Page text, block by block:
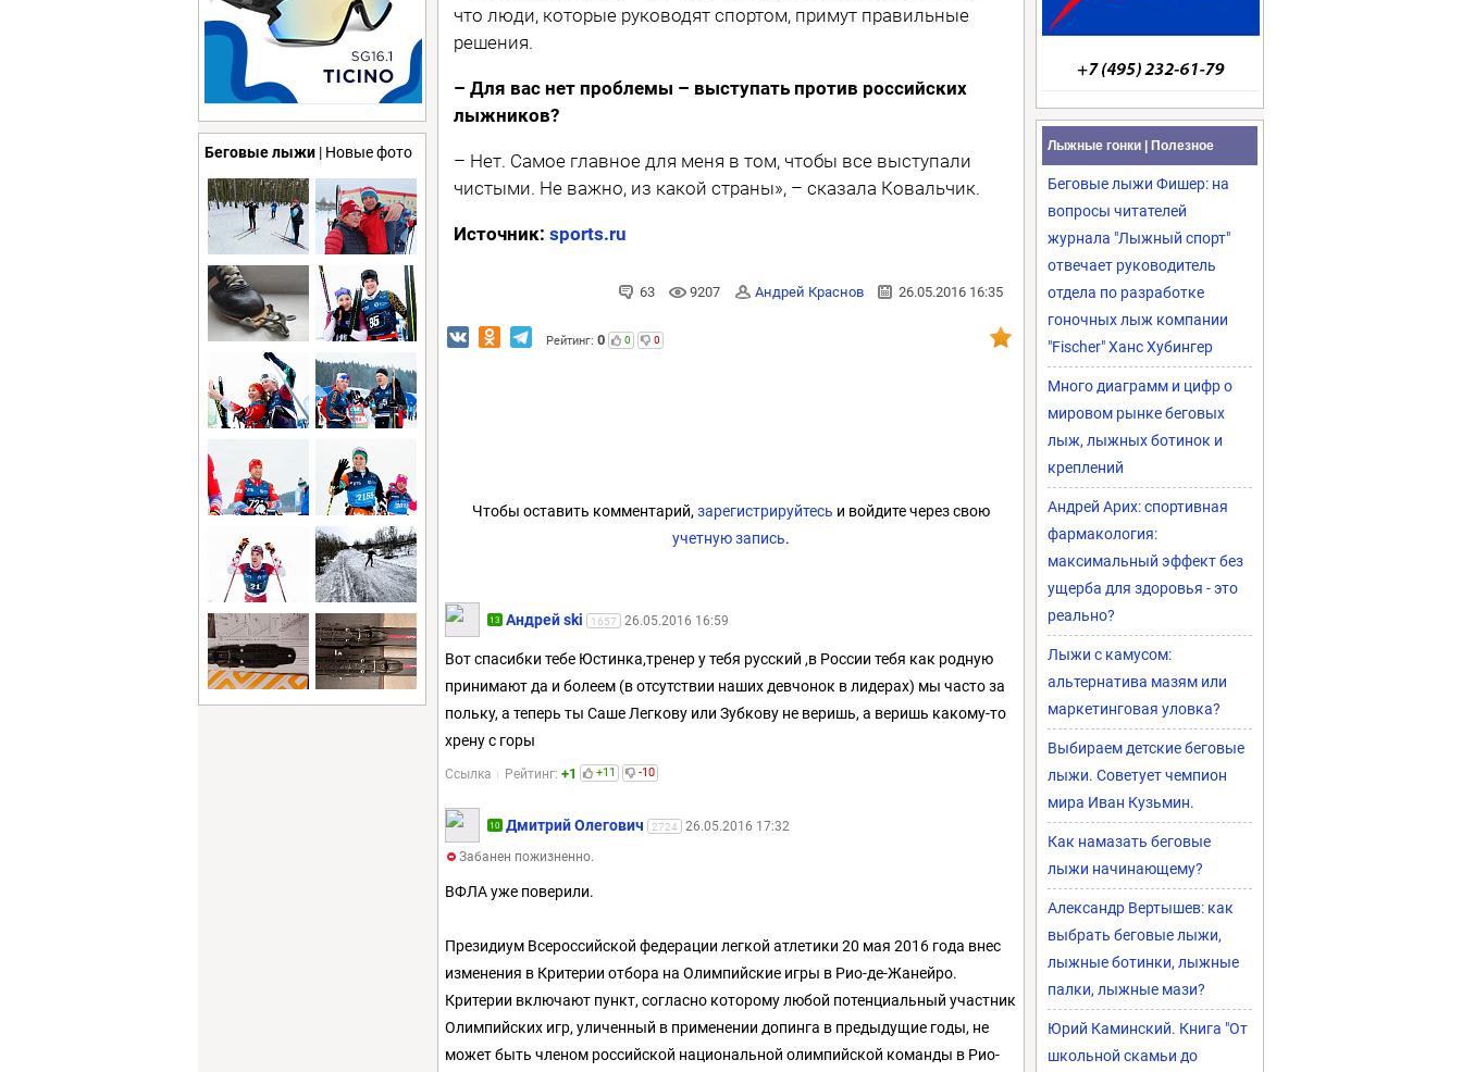
Беговые лыжи | Новые фото
что люди, которые руководят спортом, примут правильные
решения.
– Для вас нет проблемы – выступать против российских
лыжников?
– Нет. Самое главное для меня в том, чтобы все выступали
чистыми. Не важно, из какой страны», – сказала Ковальчик.
Источник: sports.ru
63 9207 Андрей Краснов 26.05.2016 16:35
Рейтинг: 0 0 0
Чтобы оставить комментарий, зарегистрируйтесь и войдите через свою
учетную запись.
13 Андрей ski 1657 26.05.2016 16:59
Вот спасибки тебе Юстинка,тренер у тебя русский ,в России тебя как родную
принимают да и болеем (в отсутствии наших девчонок в лидерах) мы часто за
польку, а теперь ты Саше Легкову или Зубкову не веришь, а веришь какому-то
хрену с горы
Ссылка Рейтинг: +1 +11 -10
10 Дмитрий Олегович 2724
26.05.2016 17:32
Забанен пожизненно.
ВФЛА уже поверили.
Президиум Всероссийской федерации легкой атлетики 20 мая 2016 года внес
изменения в Критерии отбора на Олимпийские игры в Рио-де-Жанейро.
Критерии включают пункт, согласно которому любой потенциальный участник
Олимпийских игр, уличенный в применении допинга в предыдущие годы, не
может быть членом российской национальной олимпийской команды в Рио-
Лыжные гонки | Полезное
Беговые лыжи Фишер: на
вопросы читателей
журнала "Лыжный спорт"
отвечает руководитель
отдела по разработке
гоночных лыж компании
"Fischer" Ханс Хубингер
Много диаграмм и цифр о
мировом рынке беговых
лыж, лыжных ботинок и
креплений
Андрей Арих: спортивная
фармакология:
максимальный эффект без
ущерба для здоровья - это
реально?
Лыжи с камусом:
альтернатива мазям или
маркетинговая уловка?
Выбираем детские беговые
лыжи. Советует чемпион
мира Иван Кузьмин.
Как намазать беговые
лыжи начинающему?
Александр Вертышев: как
выбрать беговые лыжи,
лыжные ботинки, лыжные
палки, лыжные мази?
Юрий Каминский. Книга "От
школьной скамьи до